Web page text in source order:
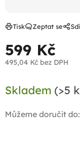
599 Kč
495,04 Kč bez DPH
cena:
Skladem (>5
Můžeme doručit do:
Tisk Zeptat se